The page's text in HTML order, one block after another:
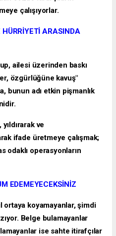
çalışıyorlar.
ARASINDA
ailesi üzerinden baskı
özgürlüğüne kavuş"
bunun adı etkin pişmanlık
ve
ifade üretmeye çalışmak;
odaklı operasyonların
EDEMEYECEKSİNİZ
ortaya koyamayanlar, şimdi
Belge bulamayanlar
ise sahte itirafçılar